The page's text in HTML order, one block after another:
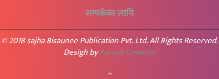
सम्पर्कका लागि
© 2018 sajha Bisaunee Publication Pvt. Ltd. All Rights Reserved.
Desigh byAarush Creation